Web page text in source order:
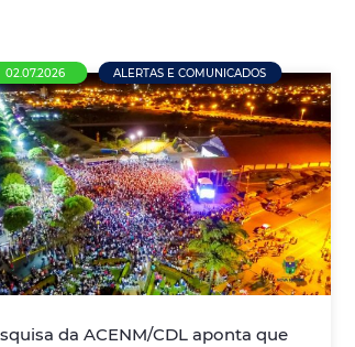
02.07.2026 ALERTAS E COMUNICADOS
da ACENM/CDL aponta que
da ACENM/CDL aponta
que maioria dos empresários
pretende manter as empresas
no feriado municipal de
4 de julho
Levantamento revela que 57,5% das